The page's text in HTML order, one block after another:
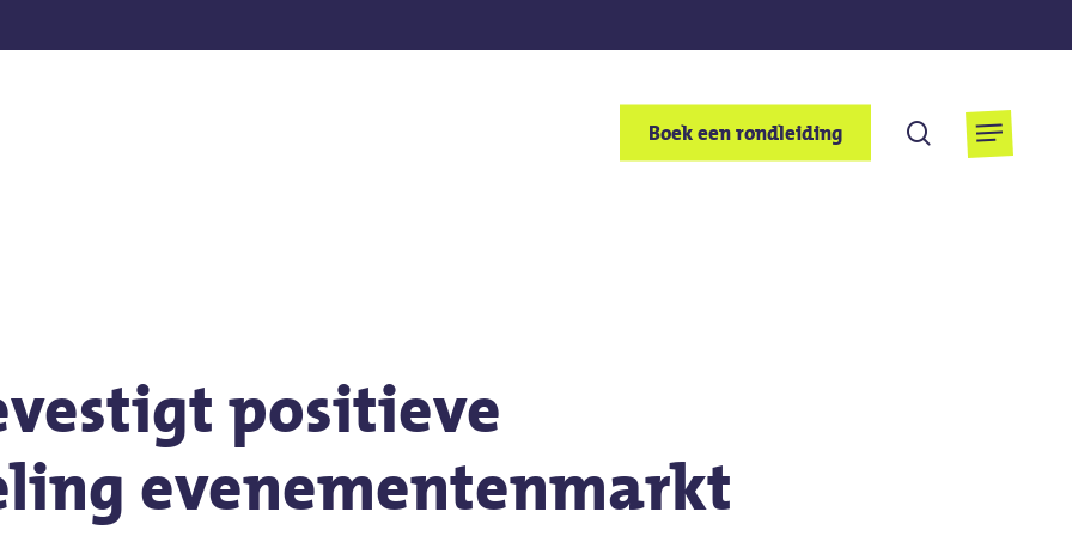
Boek een rondleiding Zoek
op
Menu
positieve
evenementenmarkt